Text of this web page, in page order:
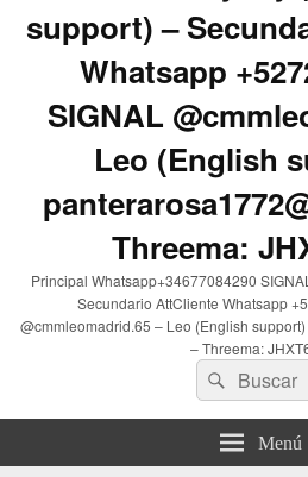
support) –
Whatsapp
SIGNAL
Leo (English
Threema:
Principal Whatsapp+34677084290
Secundario AttCliente Whatsapp
@cmmleomadrid.65 – Leo (English
– Threema:
Buscar
por:
Buscar
Menú